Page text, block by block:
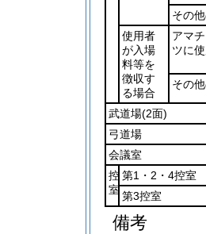
その
使用者
が入場
料等を
徴収す
る場合
アマ
ツに
その
武道場(2面)
弓道場
会議室
控
室
第1・2・4控室
第3控室
備考